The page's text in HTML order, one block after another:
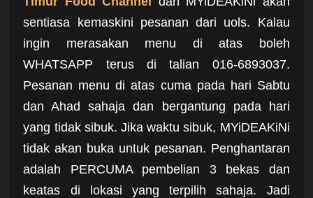
sentiasa kemaskini pesanan dari uols. Kalau
ingin merasakan menu di atas boleh
WHATSAPP terus di talian 016-6893037.
Pesanan menu di atas cuma pada hari Sabtu
dan Ahad sahaja dan bergantung pada hari
yang tidak sibuk. Jika waktu sibuk, MYiDEAKiNi
tidak akan buka untuk pesanan. Penghantaran
adalah PERCUMA pembelian 3 bekas dan
keatas di lokasi yang terpilih sahaja. Jadi